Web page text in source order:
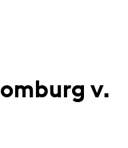
v.